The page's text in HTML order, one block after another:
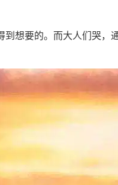
想要的。而大人们哭，